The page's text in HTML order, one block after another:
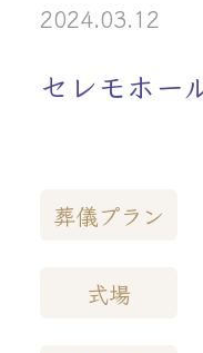
2024.03.12
セレモホー
葬儀プラン
式場